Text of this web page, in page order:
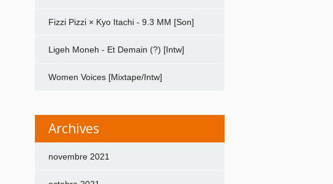
Fizzi Pizzi × Kyo Itachi - 9.3 MM [Son]
Ligeh Moneh - Et Demain (?) [Intw]
Women Voices [Mixtape/Intw]
Archives
novembre 2021